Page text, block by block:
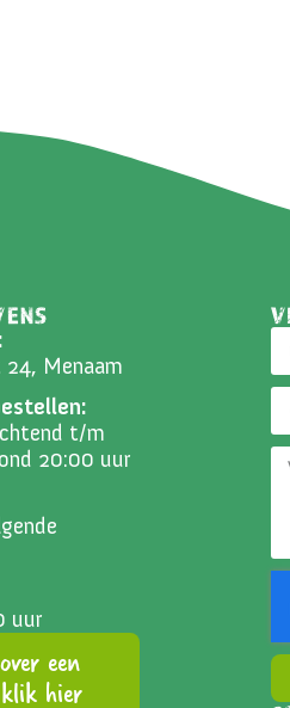
Menaam
t/m
20:00 uur
uur
een
hier